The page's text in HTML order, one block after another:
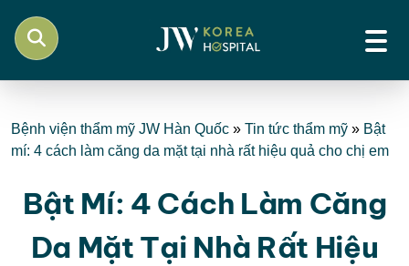
Bệnh viện thẩm mỹ JW Hàn Quốc » Tin tức thẩm mỹ » Bật
mí: 4 cách làm căng da mặt tại nhà rất hiệu quả cho chị em
Bật Mí: 4 Cách Làm Căng
Da Mặt Tại Nhà Rất Hiệu